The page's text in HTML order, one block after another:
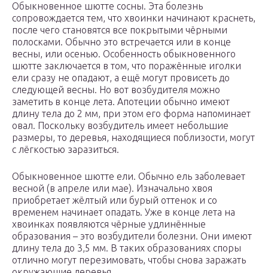
Обыкновенное шютте сосны. Эта болезнь
сопровождается тем, что хвоинки начинают краснеть,
после чего становятся все покрытыми чёрными
полосками. Обычно это встречается или в конце
весны, или осенью. Особенность обыкновенного
шютте заключается в том, что поражённые иголки
ели сразу не опадают, а ещё могут провисеть до
следующей весны. Но вот возбудителя можно
заметить в конце лета. Апотеции обычно имеют
длину тела до 2 мм, при этом его форма напоминает
овал. Поскольку возбудитель имеет небольшие
размеры, то деревья, находящиеся поблизости, могут
с лёгкостью заразиться.
Обыкновенное шютте ели. Обычно ель заболевает
весной (в апреле или мае). Изначально хвоя
приобретает жёлтый или бурый оттенок и со
временем начинает опадать. Уже в конце лета на
хвоинках появляются чёрные удлинённые
образования – это возбудители болезни. Они имеют
длину тела до 3,5 мм. В таких образованиях споры
отлично могут перезимовать, чтобы снова заражать